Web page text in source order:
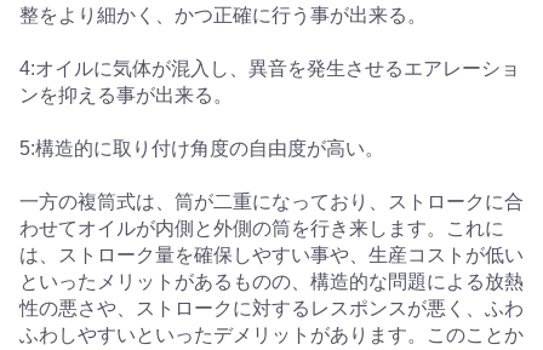
整をより細かく、かつ正確に行う事が出来る。
4:オイルに気体が混入し、異音を発生させるエアレーショ
ンを抑える事が出来る。
5:構造的に取り付け角度の自由度が高い。
一方の複筒式は、筒が二重になっており、ストロークに合
わせてオイルが内側と外側の筒を行き来します。これに
は、ストローク量を確保しやすい事や、生産コストが低い
といったメリットがあるものの、構造的な問題による放熱
性の悪さや、ストロークに対するレスポンスが悪く、ふわ
ふわしやすいといったデメリットがあります。このことか